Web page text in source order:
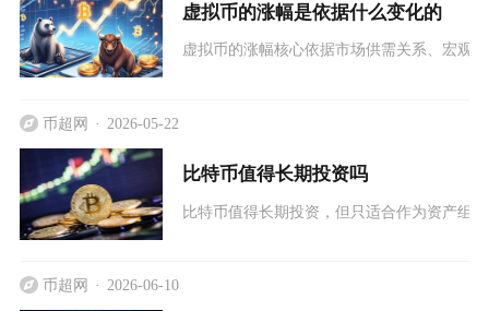
虚拟币的涨幅是依据什么变化的
虚拟币的涨幅核心依据市场供需关系、宏观
币超网 2026-05-22
比特币值得长期投资吗
比特币值得长期投资，但只适合作为资产组
币超网 2026-06-10